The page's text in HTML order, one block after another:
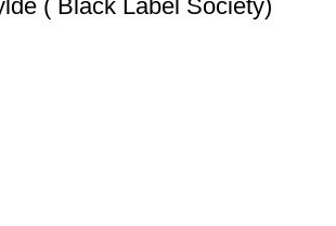
( Black Label Society)